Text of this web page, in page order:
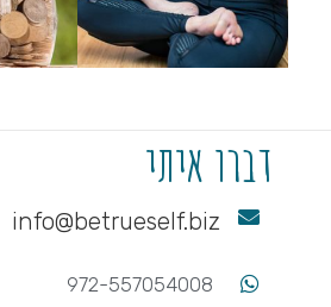
דברו איתי
info@betrueself.biz
972-557054008